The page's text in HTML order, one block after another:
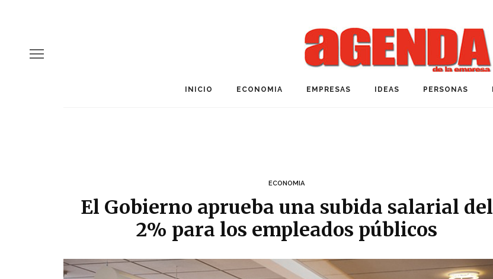
INICIO ECONOMIA EMPRESAS IDEAS PERSONAS
ECONOMIA
El Gobierno aprueba una subida salarial del
2% para los empleados públicos